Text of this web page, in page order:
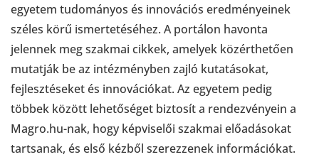
egyetem tudományos és innovációs eredményeinek
széles körű ismertetéséhez. A portálon havonta
jelennek meg szakmai cikkek, amelyek közérthetően
mutatják be az intézményben zajló kutatásokat,
fejlesztéseket és innovációkat. Az egyetem pedig
többek között lehetőséget biztosít a rendezvényein a
Magro.hu-nak, hogy képviselői szakmai előadásokat
tartsanak, és első kézből szerezzenek információkat.